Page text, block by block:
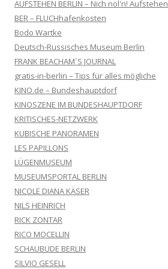
AUFSTEHEN BERLIN – Nich nöl'n! Aufstehen
BER – FLUCHhafenkosten
Bodo Wartke
Deutsch-Russisches Museum Berlin
FRANK BEACHAM´S JOURNAL
gratis-in-berlin – Tips für alles mögliche
KINO.de – Bundeshauptdorf
KINOSZENE IM BUNDESHAUPTDORF
KRITISCHES-NETZWERK
KUBISCHE PANORAMEN
LES PAPILLONS
LÜGENMUSEUM
MUSEUMSPORTAL BERLIN
NICOLE DIANA KÄSER
NILS HEINRICH
RICK ZONTAR
RICO MOCELLIN
SCHAUBUDE BERLIN
SILVIO GESELL